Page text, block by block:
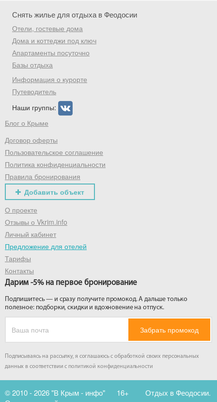
Снять жилье для отдыха в Феодосии
Отели, гостевые дома
Дома и коттеджи под ключ
Апартаменты посуточно
Базы отдыха
Информация о курорте
Путеводитель
Наши группы:
Блог о Крыме
Договор оферты
Пользовательское соглашение
Политика конфиденциальности
Правила бронирования
Добавить объект
О проекте
Отзывы о Vkrim.info
Личный кабинет
Предложение для отелей
Тарифы
Контакты
Дарим -5% на первое бронирование
Подпишитесь — и сразу получите промокод. А дальше только
полезное: подборки, скидки и вдохновение на отпуск.
Забрать промокод
Подписываясь на рассылку, я соглашаюсь с обработкой своих персональных
данных в соответствии с политикой конфиденциальности
© 2010 - 2026 "В Крым - инфо" 16+
Отдых в Феодосии.